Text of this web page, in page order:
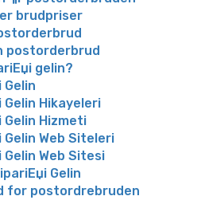
brudpriser
postorderbrud
gelin?
Hikayeleri
Hizmeti
Web Siteleri
Web Sitesi
Gelin
for postordrebruden